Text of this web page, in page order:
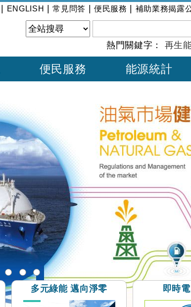
ENGLISH |常見問答 便民服務 補助業務揭露
熱門關鍵字： 再生
便民服務 能源統計
多元綠能 邁向淨零 即時